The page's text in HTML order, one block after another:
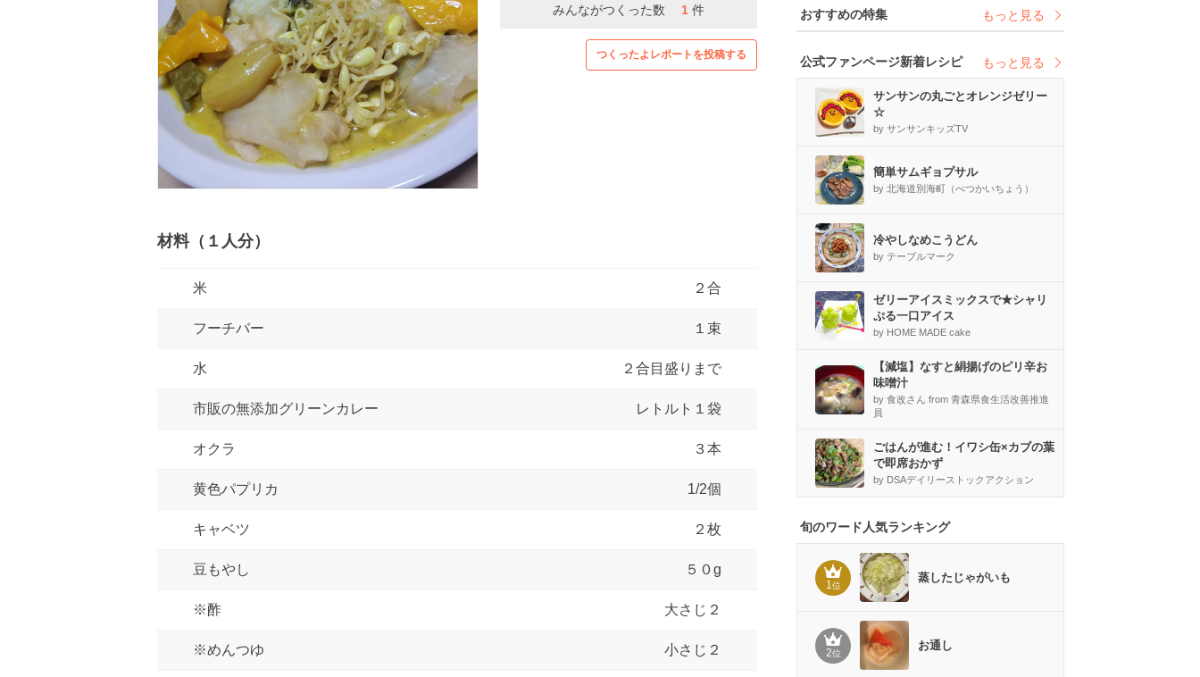
みんながつくった数 1 件
つくったよレポートを投稿する
材料（１人分）
米 ２合
フーチバー １束
水 ２合目盛りまで
市販の無添加グリーンカレー レトルト１袋
オクラ ３本
黄色パプリカ 1/2個
キャベツ ２枚
豆もやし ５０g
※酢 大さじ２
※めんつゆ 小さじ２
おすすめの特集 もっと見る
公式ファンページ新着レシピ もっと見る
サンサンの丸ごとオレンジゼリー
☆
by サンサンキッズTV
簡単サムギョプサル
by 北海道別海町（べつかいちょう）
冷やしなめこうどん
by テーブルマーク
ゼリーアイスミックスで★シャリ
ぷる一口アイス
by HOME MADE cake
【減塩】なすと絹揚げのピリ辛お
味噌汁
by 食改さん from 青森県食生活改善推進
員
ごはんが進む！イワシ缶×カブの葉
で即席おかず
by DSAデイリーストックアクション
旬のワード人気ランキング
1位
蒸したじゃがいも
2位
お通し